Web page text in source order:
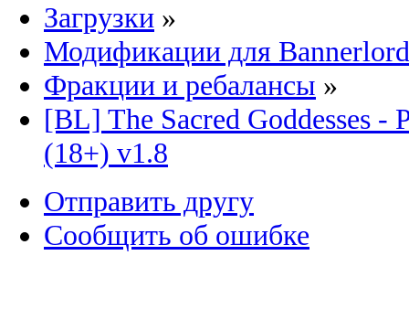
Загрузки »
Модификации для Bannerlord
Фракции и ребалансы »
[BL] The Sacred Goddesses -
(18+) v1.8
Отправить другу
Сообщить об ошибке